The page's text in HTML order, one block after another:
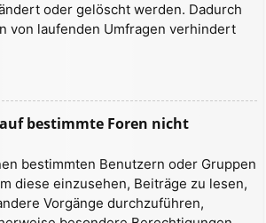
oder gelöscht werden. Dadurch
von laufenden Umfragen verhindert
bestimmte Foren nicht
bestimmten Benutzern oder Gruppen
diese einzusehen, Beiträge zu lesen,
Vorgänge durchzuführen,